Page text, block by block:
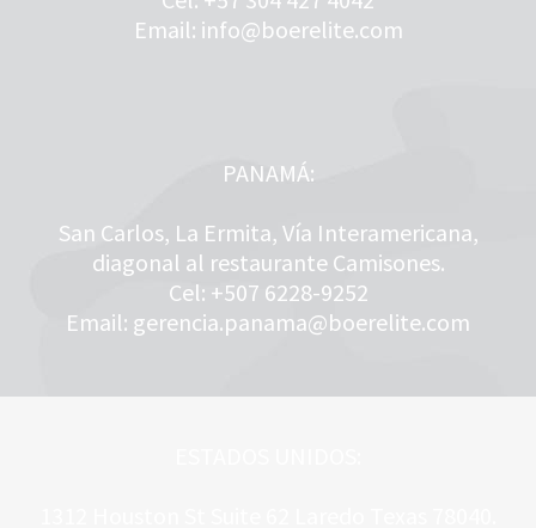
Email: info@boerelite.com
PANAMÁ:
San Carlos, La Ermita, Vía Interamericana,
diagonal al restaurante Camisones.
Cel: +507 6228-9252
Email: gerencia.panama@boerelite.com